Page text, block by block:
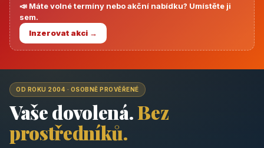
📣 Máte volné termíny nebo akční nabídku? Umístěte ji
sem.
Inzerovat akci →
OD ROKU 2004 · OSOBNĚ PROVĚŘENÉ
Vaše dovolená.Bez
prostředníků.